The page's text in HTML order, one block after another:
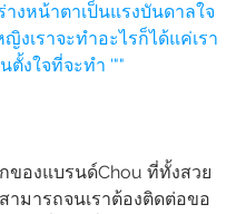
งหน้าตาเป็นแรงบันดาลใจ
งเราจะทำอะไรก็ได้แค่เรา
ตั้งใจที่จะทำ '""
ของแบรนด์Chou ที่ทั้งสวย
ามารถจนเราต้องติดต่อขอ